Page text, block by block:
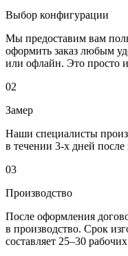
Выбор конфигурации
Мы предоставим вам
оформить заказ любым
или офлайн. Это просто
02
Замер
Наши специалисты
в течении 3-х дней
03
Производство
После оформления
в производство. Срок
составляет 25–30